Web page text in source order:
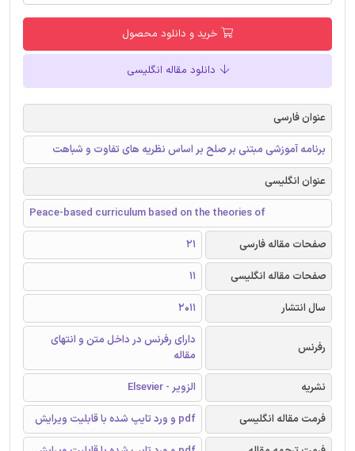
خرید و دانلود محصول
دانلود مقاله انگلیسی
عنوان فارسی
برنامه آموزشی مبتنی بر صلح بر اساس نظریه های تفاوت و شباهت
عنوان انگلیسی
Peace-based curriculum based on the theories of
صفحات مقاله فارسی
21
صفحات مقاله انگلیسی
11
سال انتشار
2011
رفرنس
دارای رفرنس در داخل متن و انتهای
مقاله
نشریه
الزویر - Elsevier
فرمت مقاله انگلیسی
pdf و ورد تایپ شده با قابلیت ویرایش